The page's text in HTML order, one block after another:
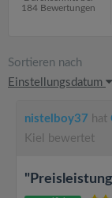
184 Bewertungen
Sortieren nach
Einstellungsdatum
nistelboy37 hat
Kiel bewertet